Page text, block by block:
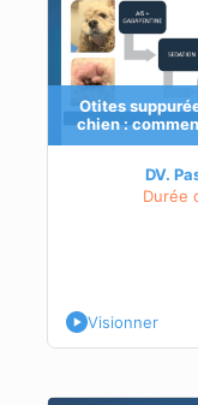
Otites
chien :
DV.
Durée
Visionner